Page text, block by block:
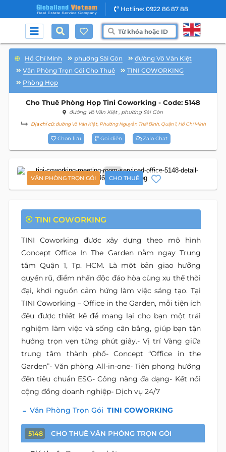
Hotline: 0922 86 87 88
Hồ Chí Minh phường Sài Gòn
đường Võ Văn Kiệt
Văn Phòng Trọn Gói Cho Thuê
TINI COWORKING
Phòng Họp
Cho Thuê Phòng Họp Tini Coworking - Code: 5148
đường Võ Văn Kiệt , phường Sài Gòn
Địa chỉ cũ:đường Võ Văn Kiệt, Phường Nguyễn Thái Bình, Quận 1, Hồ Chí Minh
Chọn lưu Gọi điện Zalo Chat
VĂN PHÒNG TRỌN GÓI CHO THUÊ
9
TINI COWORKING
TINI Coworking được xây dựng theo mô hình
Concept Office In The Garden nằm ngay Trung
tâm Quận 1, Tp. HCM. Là một bản giao hưởng
quyến rũ, điểm nhấn độc đáo hòa cùng xu thế thời
đại, khơi nguồn cảm hứng làm việc sáng tạo. Tại
TINI Coworking – Office in the Garden, mỗi tiện ích
đều được thiết kế để mang lại cho bạn một trải
nghiệm làm việc và sống cân bằng, giúp bạn tận
hưởng trọn vẹn từng phút giây.- Vị trí Vàng giữa
trung tâm thành phố- Concept “Office in the
Garden”- Văn phòng All-in-one- Tiên phong hướng
đến tiêu chuẩn ESG- Công năng đa dạng- Kết nối
cộng đồng doanh nghiệp- Dịch vụ 24/7
Văn Phòng Trọn Gói TINI COWORKING
5148 CHO THUÊ VĂN PHÒNG TRỌN GÓI